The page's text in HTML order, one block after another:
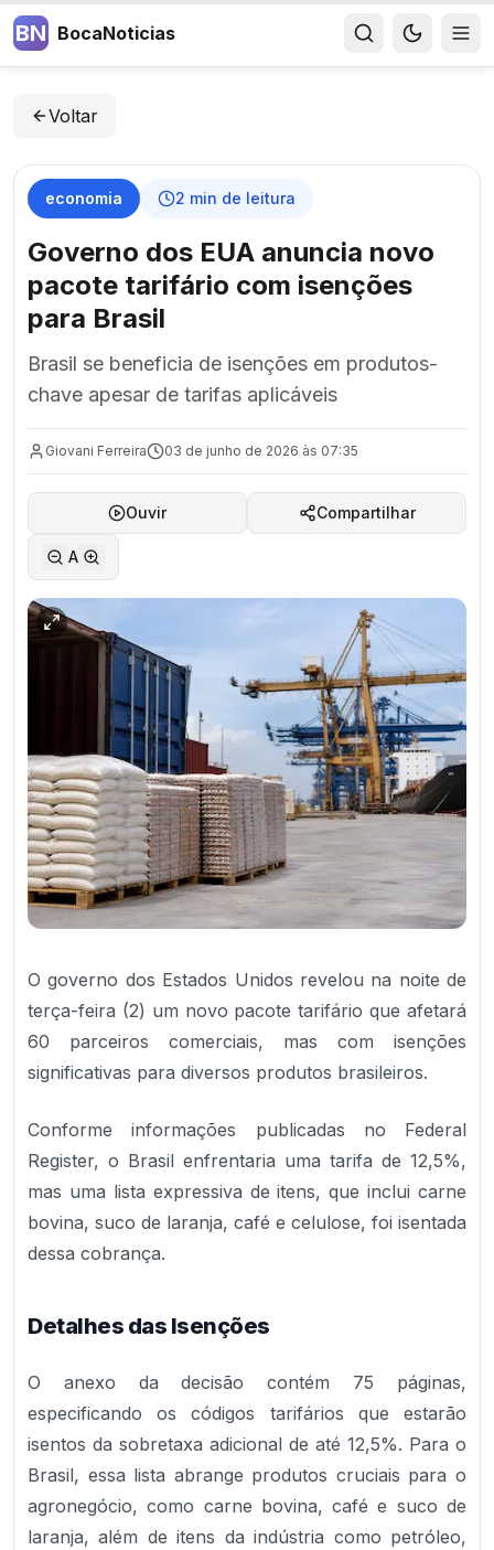
BN BocaNoticias
Voltar
economia 2 min de leitura
Governo dos EUA anuncia novo
pacote tarifário com isenções
para Brasil
Brasil se beneficia de isenções em produtos-
chave apesar de tarifas aplicáveis
Giovani Ferreira 03 de junho de 2026 às 07:35
Ouvir Compartilhar
A
O governo dos Estados Unidos revelou na noite de
terça-feira (2) um novo pacote tarifário que afetará
60 parceiros comerciais, mas com isenções
significativas para diversos produtos brasileiros.
Conforme informações publicadas no Federal
Register, o Brasil enfrentaria uma tarifa de 12,5%,
mas uma lista expressiva de itens, que inclui carne
bovina, suco de laranja, café e celulose, foi isentada
dessa cobrança.
Detalhes das Isenções
O anexo da decisão contém 75 páginas,
especificando os códigos tarifários que estarão
isentos da sobretaxa adicional de até 12,5%. Para o
Brasil, essa lista abrange produtos cruciais para o
agronegócio, como carne bovina, café e suco de
laranja, além de itens da indústria como petróleo,